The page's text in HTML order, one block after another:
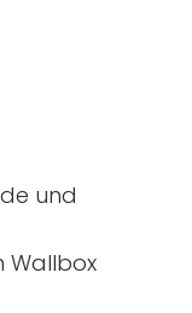
und
Wallbox